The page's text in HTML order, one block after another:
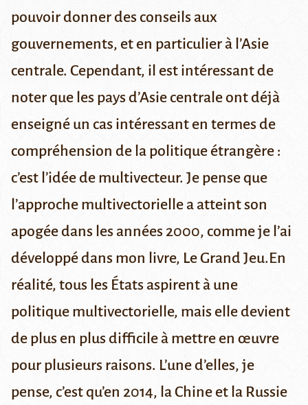
pouvoir donner des conseils aux
gouvernements, et en particulier à l’Asie
centrale. Cependant, il est intéressant de
noter que les pays d’Asie centrale ont déjà
enseigné un cas intéressant en termes de
compréhension de la politique étrangère :
c’est l’idée de multivecteur. Je pense que
l’approche multivectorielle a atteint son
apogée dans les années 2000, comme je l’ai
développé dans mon livre, Le Grand Jeu.En
réalité, tous les États aspirent à une
politique multivectorielle, mais elle devient
de plus en plus difficile à mettre en œuvre
pour plusieurs raisons. L’une d’elles, je
pense, c’est qu’en 2014, la Chine et la Russie